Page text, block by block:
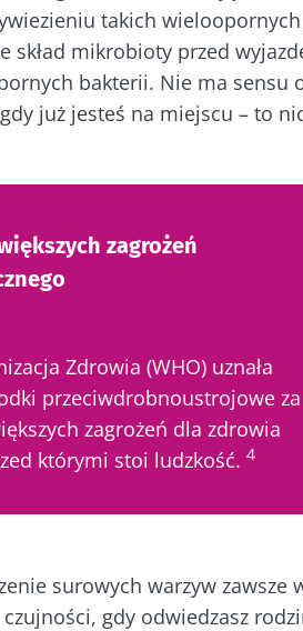
takich
skład mikrobioty przed
bakterii. Nie ma sensu
już jesteś na miejscu – to
zagrożeń
Zdrowia (WHO) uznała
przeciwdrobnoustrojowe za
zagrożeń dla zdrowia
którymi stoi ludzkość. 4
surowych warzyw zawsze
gdy odwiedzasz